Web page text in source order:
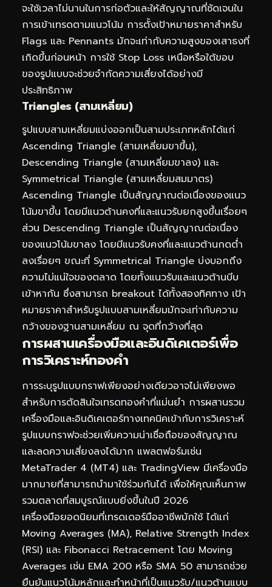
จะใช้เวลาไม่นานในการก่อตัวและให้สัญญาณที่ชัดเจนใน
การเข้าเทรดตามแนวโน้ม การตั้งเป้าหมายราคาสำหรับ
Flags และ Pennants มักจะเท่ากับความสูงของเสาธงที่
เกิดขึ้นก่อนหน้า การใช้ Stop Loss เหนือหรือใต้ขอบ
ของรูปแบบจะช่วยจำกัดความเสี่ยงได้อย่างมี
ประสิทธิภาพ
Triangles (สามเหลี่ยม)
รูปแบบสามเหลี่ยมแบ่งออกเป็นสามประเภทหลักได้แก่
Ascending Triangle (สามเหลี่ยมขาขึ้น),
Descending Triangle (สามเหลี่ยมขาลง) และ
Symmetrical Triangle (สามเหลี่ยมสมมาตร)
Ascending Triangle เป็นสัญญาณต่อเนื่องของแนว
โน้มขาขึ้น โดยมีแนวต้านคงที่และแนวรับยกสูงขึ้นเรื่อยๆ
ส่วน Descending Triangle เป็นสัญญาณต่อเนื่อง
ของแนวโน้มขาลง โดยมีแนวรับคงที่และแนวต้านกดต่ำ
ลงเรื่อยๆ ขณะที่ Symmetrical Triangle บ่งบอกถึง
ความไม่แน่ใจของตลาด โดยทั้งแนวรับและแนวต้านบีบ
เข้าหากัน ซึ่งสามารถ breakout ได้ทั้งสองทิศทาง เป้า
หมายราคาสำหรับรูปแบบสามเหลี่ยมมักจะเท่ากับความ
กว้างของฐานสามเหลี่ยม ณ จุดที่กว้างที่สุด
การผสานเครื่องมือและอินดิเคเตอร์เพื่อ
การวิเคราะห์ทองคำ
การระบุรูปแบบกราฟเพียงอย่างเดียวอาจไม่เพียงพอ
สำหรับการตัดสินใจเทรดทองคำที่แม่นยำ การผสานรวม
เครื่องมือและอินดิเคเตอร์ทางเทคนิคเข้ากับการวิเคราะห์
รูปแบบกราฟจะช่วยเพิ่มความน่าเชื่อถือของสัญญาณ
และลดความเสี่ยงลงได้มาก แพลตฟอร์มเช่น
MetaTrader 4 (MT4) และ TradingView มีเครื่องมือ
มากมายที่สามารถนำมาใช้ร่วมกันได้ เพื่อให้คุณเห็นภาพ
รวมตลาดที่สมบูรณ์แบบยิ่งขึ้นในปี 2026
เครื่องมือยอดนิยมที่เทรดเดอร์มืออาชีพมักใช้ ได้แก่
Moving Averages (MA), Relative Strength Index
(RSI) และ Fibonacci Retracement โดย Moving
Averages เช่น EMA 200 หรือ SMA 50 สามารถช่วย
ยืนยันแนวโน้มหลักและทำหน้าที่เป็นแนวรับ/แนวต้านแบบ